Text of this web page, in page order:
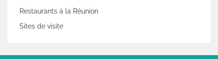
Restaurants à la Réunion
Sites de visite